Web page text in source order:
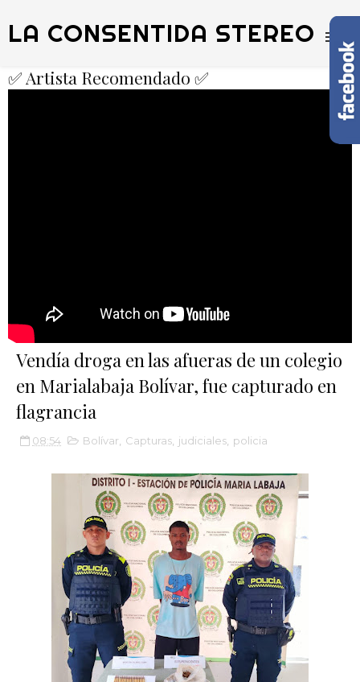
LA CONSENTIDA STEREO
✅ Artista Recomendado ✅
Vendía droga en las afueras de un colegio
en Marialabaja Bolívar, fue capturado en
flagrancia
08:54 Bolívar Capturas judiciales policia